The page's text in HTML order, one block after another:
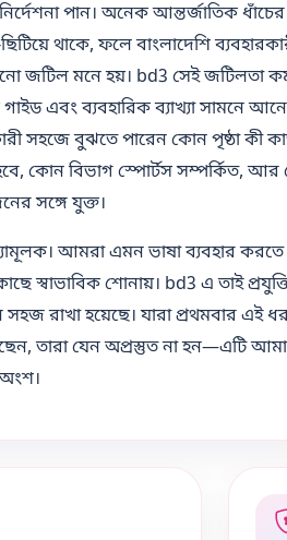
পান। অনেক আন্তর্জাতিক ধাঁচের
থাকে, ফলে বাংলাদেশি
জটিল মনে হয়। bd3 সেই জটিলতা
গাইড এবং ব্যবহারিক ব্যাখ্যা সামনে
সহজে বুঝতে পারেন কোন পৃষ্ঠা কী
কোন বিভাগ স্পোর্টস সম্পর্কিত,
সঙ্গে যুক্ত।
আমরা এমন ভাষা ব্যবহার করতে
স্বাভাবিক শোনায়। bd3 এ তাই
রাখা হয়েছে। যারা প্রথমবার এই
তারা যেন অপ্রস্তুত না হন—এটি